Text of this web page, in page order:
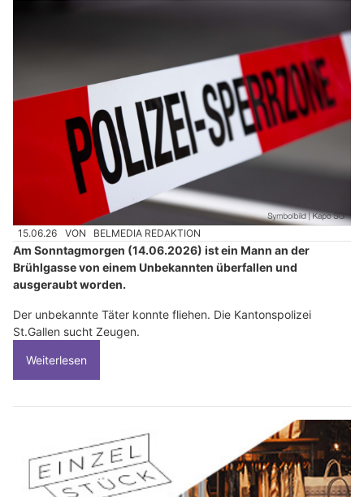
15.06.26 VON BELMEDIA REDAKTION
Am Sonntagmorgen (14.06.2026) ist ein Mann an der
Brühlgasse von einem Unbekannten überfallen und
ausgeraubt worden.
Der unbekannte Täter konnte fliehen. Die Kantonspolizei
St.Gallen sucht Zeugen.
Weiterlesen